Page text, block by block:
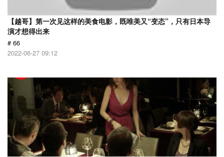
【越哥】第一次见这样的美食电影，既唯美又“变态”，只有日本导
演才想得出来
# 66
2022-06-27 09:12